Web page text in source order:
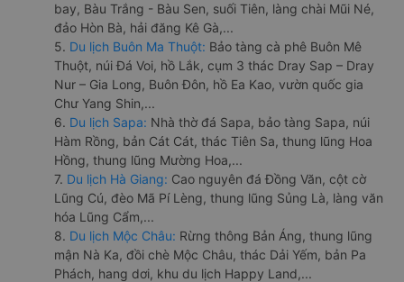
bay, Bàu Trắng - Bàu Sen, suối Tiên, làng chài Mũi Né,
đảo Hòn Bà, hải đăng Kê Gà,...
5. Du lịch Buôn Ma Thuột: Bảo tàng cà phê Buôn Mê
Thuột, núi Đá Voi, hồ Lắk, cụm 3 thác Dray Sap – Dray
Nur – Gia Long, Buôn Đôn, hồ Ea Kao, vườn quốc gia
Chư Yang Shin,...
6. Du lịch Sapa: Nhà thờ đá Sapa, bảo tàng Sapa, núi
Hàm Rồng, bản Cát Cát, thác Tiên Sa, thung lũng Hoa
Hồng, thung lũng Mường Hoa,...
7. Du lịch Hà Giang: Cao nguyên đá Đồng Văn, cột cờ
Lũng Cú, đèo Mã Pí Lèng, thung lũng Sủng Là, làng văn
hóa Lũng Cẩm,...
8. Du lịch Mộc Châu: Rừng thông Bản Áng, thung lũng
mận Nà Ka, đồi chè Mộc Châu, thác Dải Yếm, bản Pa
Phách, hang dơi, khu du lịch Happy Land,...